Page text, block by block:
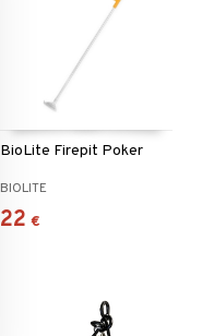
BioLite Firepit Poker
BIOLITE
22 €